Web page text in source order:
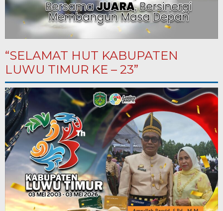
“SELAMAT HUT KABUPATEN
LUWU TIMUR KE – 23”